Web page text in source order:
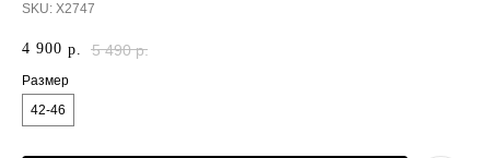
SKU: X2747
4 900 р. 5 490 р.
Размер
42-46